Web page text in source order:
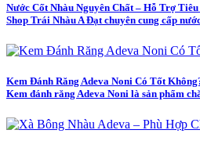
Nước Cốt Nhàu Nguyên Chất – Hỗ Trợ
Shop Trái Nhàu A Đạt chuyên cung cấp
Kem Đánh Răng Adeva Noni Có Tốt
Kem đánh răng Adeva Noni là sản phẩm